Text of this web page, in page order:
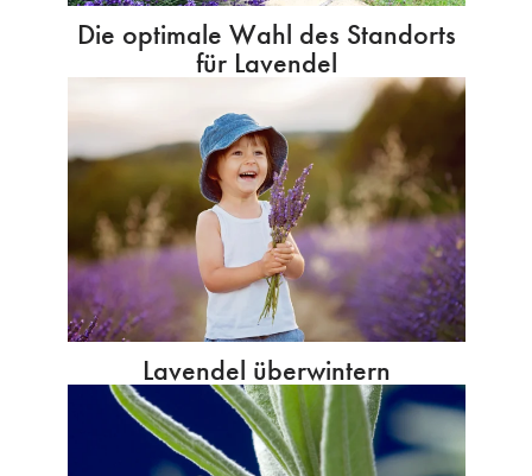
Die optimale Wahl des Standorts
für Lavendel
Lavendel überwintern